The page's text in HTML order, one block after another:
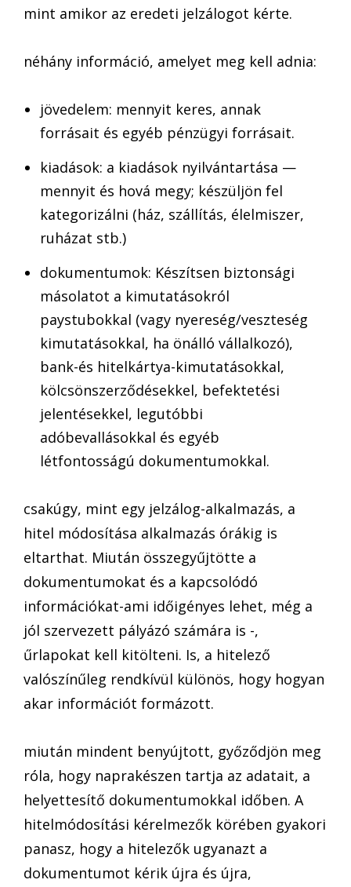
mint amikor az eredeti jelzálogot kérte.
néhány információ, amelyet meg kell adnia:
jövedelem: mennyit keres, annak
forrásait és egyéb pénzügyi forrásait.
kiadások: a kiadások nyilvántartása —
mennyit és hová megy; készüljön fel
kategorizálni (ház, szállítás, élelmiszer,
ruházat stb.)
dokumentumok: Készítsen biztonsági
másolatot a kimutatásokról
paystubokkal (vagy nyereség/veszteség
kimutatásokkal, ha önálló vállalkozó),
bank-és hitelkártya-kimutatásokkal,
kölcsönszerződésekkel, befektetési
jelentésekkel, legutóbbi
adóbevallásokkal és egyéb
létfontosságú dokumentumokkal.
csakúgy, mint egy jelzálog-alkalmazás, a
hitel módosítása alkalmazás órákig is
eltarthat. Miután összegyűjtötte a
dokumentumokat és a kapcsolódó
információkat-ami időigényes lehet, még a
jól szervezett pályázó számára is -,
űrlapokat kell kitölteni. Is, a hitelező
valószínűleg rendkívül különös, hogy hogyan
akar információt formázott.
miután mindent benyújtott, győződjön meg
róla, hogy naprakészen tartja az adatait, a
helyettesítő dokumentumokkal időben. A
hitelmódosítási kérelmezők körében gyakori
panasz, hogy a hitelezők ugyanazt a
dokumentumot kérik újra és újra,